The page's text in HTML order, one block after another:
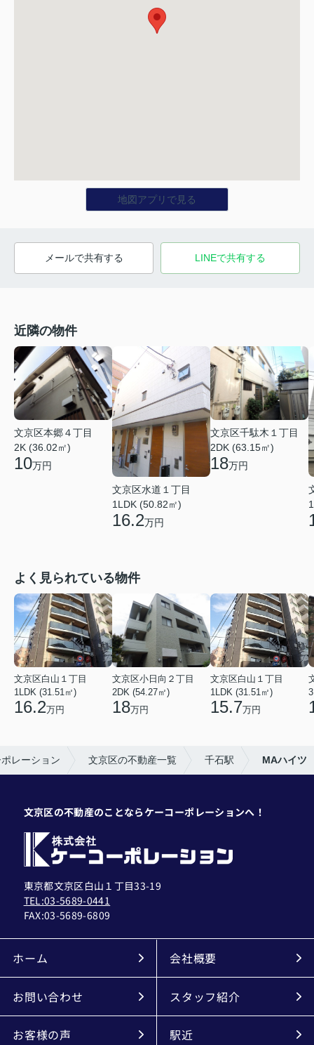
地図アプリで見る
メールで共有する LINEで共有する
近隣の物件
文京区本郷４丁目
2K (36.02㎡)
10万円
文京区水道１丁目
1LDK (50.82㎡)
16.2万円
文京区千駄木１丁目
2DK (63.15㎡)
18万円
よく見られている物件
文京区白山１丁目
1LDK (31.51㎡)
16.2万円
文京区小日向２丁目
2DK (54.27㎡)
18万円
文京区白山１丁目
1LDK (31.51㎡)
15.7万円
レーション 文京区の不動産一覧 千石駅 MAハイツ
文京区の不動産のことならケーコーポレーションへ！
東京都文京区白山１丁目33-19
TEL:03-5689-0441
FAX:03-5689-6809
ホーム 会社概要
お問い合わせ スタッフ紹介
お客様の声 駅近